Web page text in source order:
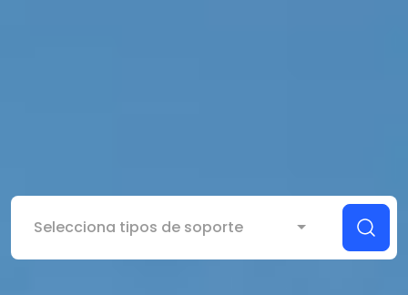
Selecciona tipos de soporte